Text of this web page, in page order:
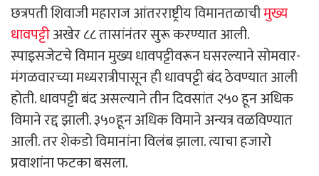
छत्रपती शिवाजी महाराज आंतरराष्ट्रीय विमानतळाचीमुख्य
धावपट्टीअखेर ८८ तासांनंतर सुरू करण्यात आली.
स्पाइसजेटचे विमान मुख्य धावपट्टीवरून घसरल्याने सोमवार-
मंगळवारच्या मध्यरात्रीपासून ही धावपट्टी बंद ठेवण्यात आली
होती. धावपट्टी बंद असल्याने तीन दिवसांत २५० हून अधिक
विमाने रद्द झाली. ३५०हून अधिक विमाने अन्यत्र वळविण्यात
आली. तर शेकडो विमानांना विलंब झाला. त्याचा हजारो
प्रवाशांना फटका बसला.